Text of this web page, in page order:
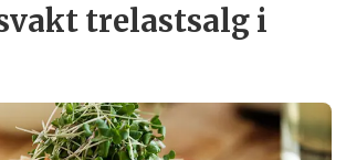
trelastsalg i